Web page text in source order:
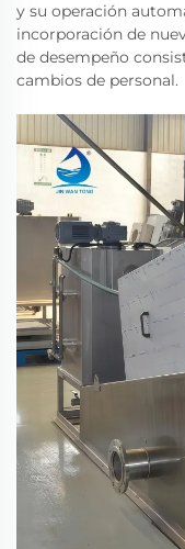
y su operación
incorporación de
de desempeño
cambios de personal.